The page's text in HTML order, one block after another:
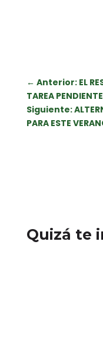
← Anterior: EL
TAREA PENDIENTE
Siguiente:
PARA ESTE
Quizá te